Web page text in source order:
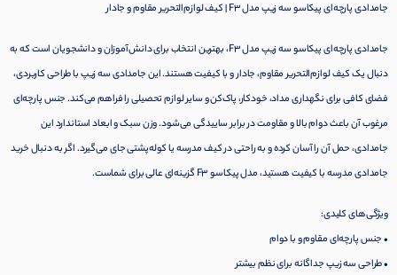
جامدادی پارچه‌ای پیکاسو سه زیپ مدل F3 | کیف لوازم‌التحریر مقاوم و جادار
جامدادی پارچه‌ای پیکاسو سه زیپ مدل F3، بهترین انتخاب برای دانش‌آموزان و دانشجویان است که به
دنبال یک کیف لوازم‌التحریر مقاوم، جادار و با کیفیت هستند. این جامدادی سه زیپ با طراحی کاربردی،
فضای کافی برای نگهداری مداد، خودکار، پاک‌کن و سایر لوازم تحصیلی را فراهم می‌کند. جنس پارچه‌ای
مرغوب آن باعث دوام بالا و مقاومت در برابر ساییدگی می‌شود. وزن سبک و ابعاد استاندارد این
جامدادی، حمل آن را آسان کرده و به راحتی در کیف مدرسه یا کوله‌پشتی جای می‌گیرد. اگر به دنبال خرید
جامدادی مدرسه با کیفیت هستید، مدل پیکاسو F3 گزینه‌ای عالی برای شماست.
ویژگی‌های کلیدی:
• جنس پارچه‌ای مقاوم و با دوام
• طراحی سه زیپ جداگانه برای نظم بیشتر